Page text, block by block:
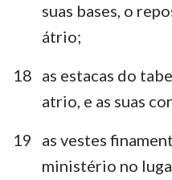
suas bases, o
átrio;
18 as estacas do
atrio, e as suas
19
as vestes
ministério no